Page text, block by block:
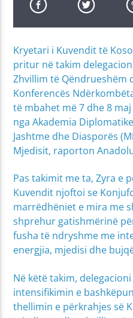
Kryetari i Kuvendit të
pritur në takim
Zhvillim të Qëndrueshëm
Konferencës
të mbahet më 7 dhe 8
nga Akademia
Jashtme dhe Diasporës
Mjedisit, raporton
Pas takimit me ta, Zyra e
Kuvendit njoftoi se
marrëdhëniet e mira me
shprehur gatishmërinë
fusha të ndryshme me
energjia, mjedisi dhe
Në këtë takim,
intensifikimin e
thellimin e përkrahjes së